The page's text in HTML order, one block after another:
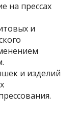
на прессах
и
и изделий